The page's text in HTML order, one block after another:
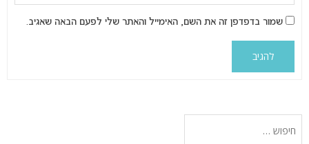
שמור בדפדפן זה את השם, האימייל והאתר שלי לפעם הבאה שאגיב.